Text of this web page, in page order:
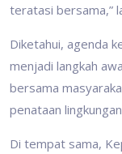
teratasi bersama,”
Diketahui, agenda
menjadi langkah
bersama
penataan
Di tempat sama,